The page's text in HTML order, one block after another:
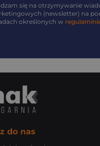
się na otrzymywanie
(newsletter) na
określonych w
do nas